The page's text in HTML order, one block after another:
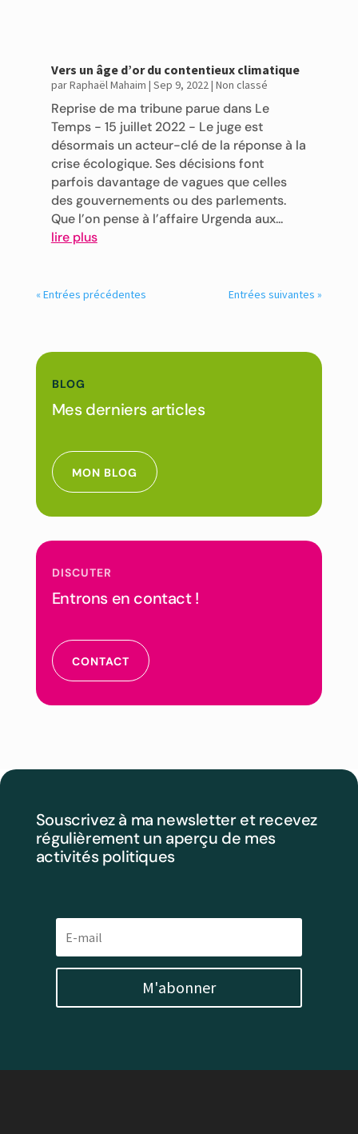
Vers un âge d’or du contentieux climatique
parRaphaël Mahaim | Sep 9, 2022| Non classé
Reprise de ma tribune parue dans Le
Temps - 15 juillet 2022 - Le juge est
désormais un acteur-clé de la réponse à la
crise écologique. Ses décisions font
parfois davantage de vagues que celles
des gouvernements ou des parlements.
Que l’on pense à l’affaire Urgenda aux...
lire plus
« Entrées précédentes Entrées suivantes »
BLOG
Mes derniers articles
MON BLOG
DISCUTER
Entrons en contact !
CONTACT
Souscrivez à ma newsletter et recevez
régulièrement un aperçu de mes
activités politiques
M'abonner